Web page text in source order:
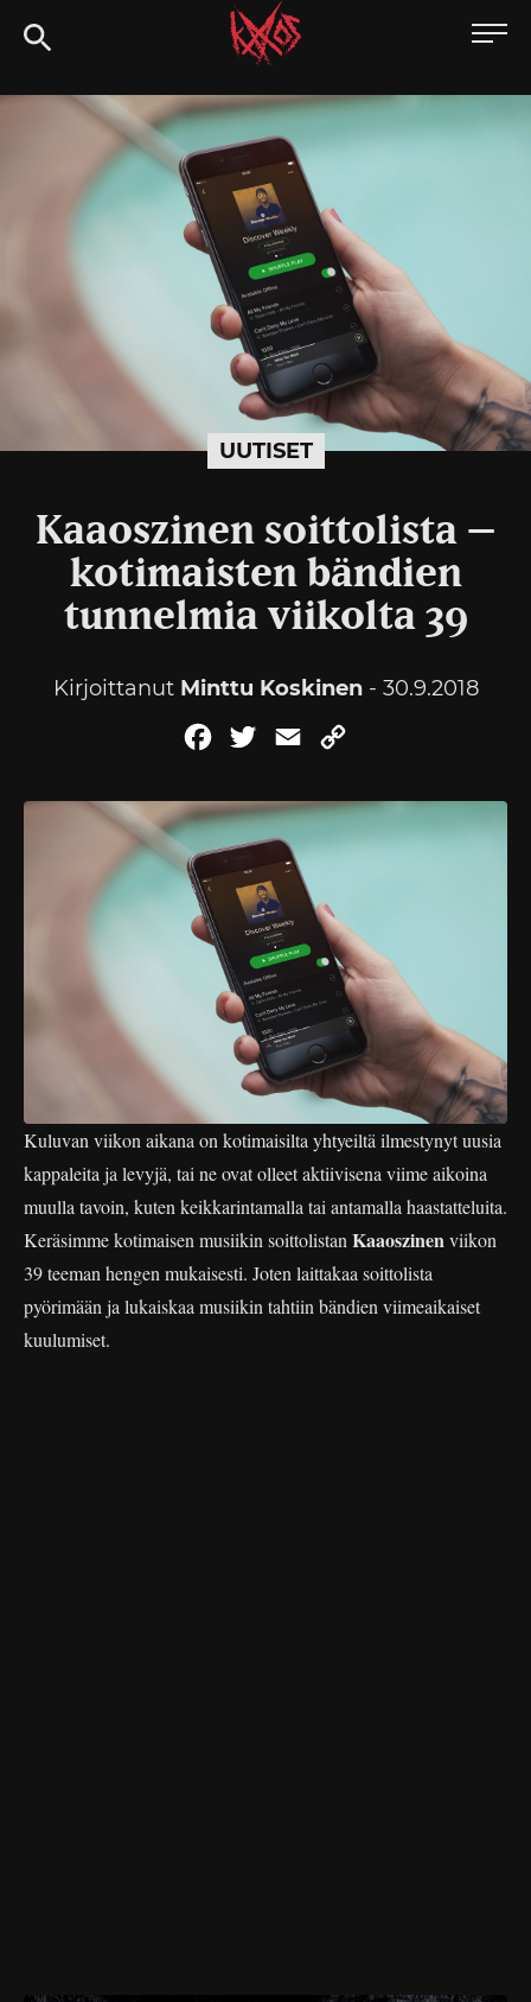
Siirry
suoraan
Kaaoszine
UUTISET
Kaaoszinen soittolista –
kotimaisten bändien
tunnelmia viikolta 39
Kirjoittanut Minttu Koskinen- 30.9.2018
FacebookTwitterEmail
Kuluvan viikon aikana on kotimaisilta yhtyeiltä ilmestynyt uusia
kappaleita ja levyjä, tai ne ovat olleet aktiivisena viime aikoina
muulla tavoin, kuten keikkarintamalla tai antamalla haastatteluita.
Keräsimme kotimaisen musiikin soittolistan Kaaoszinenviikon
39 teeman hengen mukaisesti. Joten laittakaa soittolista
pyörimään ja lukaiskaa musiikin tahtiin bändien viimeaikaiset
kuulumiset.